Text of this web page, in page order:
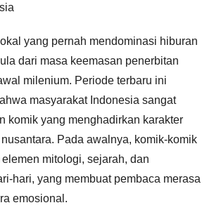
yang pernah mendominasi hiburan
dari masa keemasan penerbitan
milenium. Periode terbaru ini
masyarakat Indonesia sangat
komik yang menghadirkan karakter
Pada awalnya, komik-komik
mitologi, sejarah, dan
hari, yang membuat pembaca merasa
emosional.